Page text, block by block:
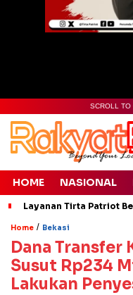
SCROLL TO
HOME NASIONAL
Layanan Tirta Patriot
Home / Bekasi
Dana Transfer
Susut Rp234
Lakukan